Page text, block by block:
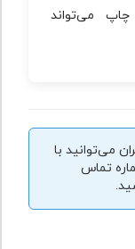
می‌تواند
می‌توانید با
تماس